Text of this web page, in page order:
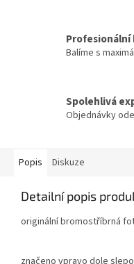
Profesionální
Balíme s
Spolehlivá
Objednávky
Popis Diskuze
Detailní popis
originální bromostříbrná